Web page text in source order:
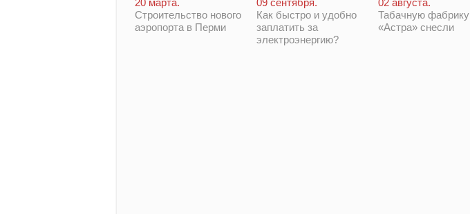
Строительство нового
аэропорта в Перми
09 сентября.
Как быстро и удобно
заплатить за
электроэнергию?
02 августа.
Табачную фабрику
«Астра» снесли